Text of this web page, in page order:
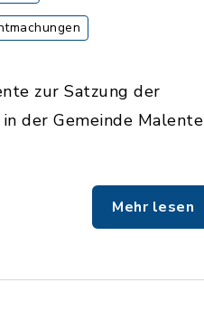
zur Satzung der
der Gemeinde Malente
Mehr lesen